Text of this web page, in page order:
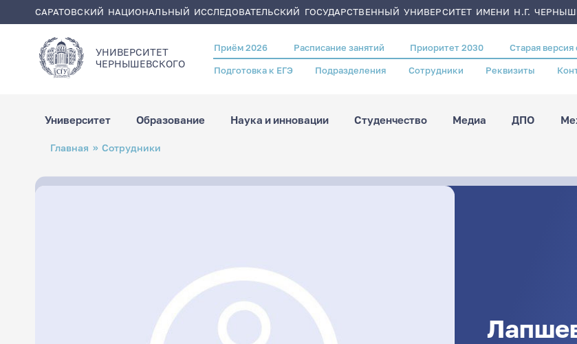
САРАТОВСКИЙ НАЦИОНАЛЬНЫЙ ИССЛЕДОВАТЕЛЬСКИЙ ГОСУДАРСТВЕННЫЙ УНИВЕРСИТЕТ ИМЕНИ Н.Г.
УНИВЕРСИТЕТ
ЧЕРНЫШЕВСКОГO
Header
menu
Приём 2026 Расписание занятий Приоритет 2030 Старая версия
Подготовка к ЕГЭ Подразделения Сотрудники Реквизиты
Университет Образование Наука и инновации Студенчество Медиа ДПО
Строка
навигации
Главная Сотрудники